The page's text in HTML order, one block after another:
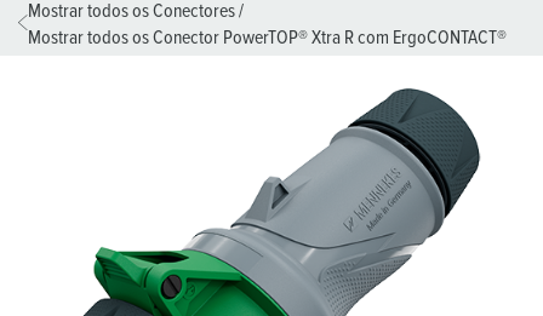
Mostrar todos os Conectores/
Mostrar todos os Conector PowerTOP® Xtra R com ErgoCONTACT®